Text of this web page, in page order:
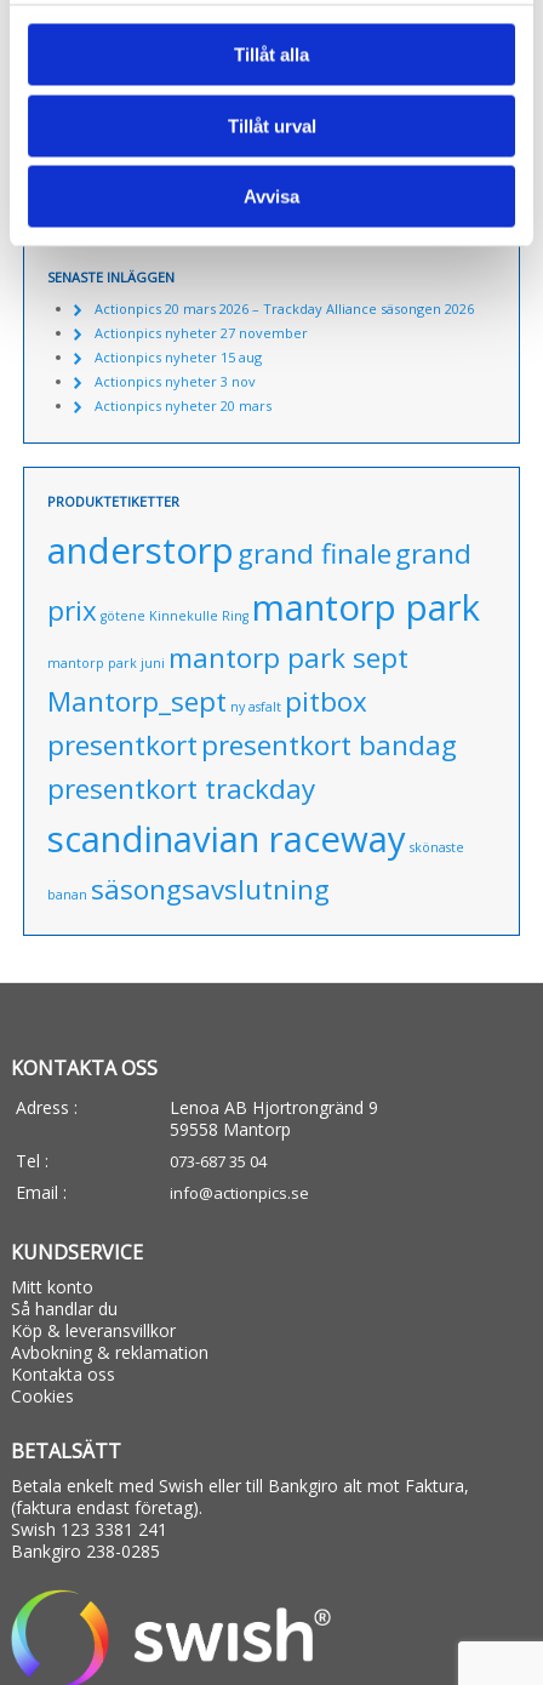
Tillåt alla
Tillåt urval
Avvisa
Du har inga produkter i varukorgen.
SENASTE INLÄGGEN
Actionpics 20 mars 2026 – Trackday Alliance säsongen 2026
Actionpics nyheter 27 november
Actionpics nyheter 15 aug
Actionpics nyheter 3 nov
Actionpics nyheter 20 mars
PRODUKTETIKETTER
anderstorpgrand finalegrand
prix götene Kinnekulle Ring mantorp park
mantorp park juni mantorp park sept
Mantorp_sept ny asfalt pitbox
presentkortpresentkort bandag
presentkort trackday
scandinavian raceway skönaste
banan säsongsavslutning
KONTAKTA OSS
Adress :
Lenoa AB Hjortrongränd 9
59558 Mantorp
Tel :
073-687 35 04
Email : info@actionpics.se
KUNDSERVICE
Mitt konto
Så handlar du
Köp & leveransvillkor
Avbokning & reklamation
Kontakta oss
Cookies
BETALSÄTT
Betala enkelt med Swish eller till Bankgiro alt mot Faktura,
(faktura endast företag).
Swish 123 3381 241
Bankgiro 238-0285